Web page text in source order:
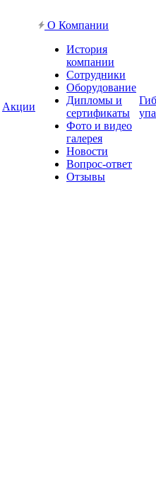
Акции
О Компании
История
компании
Сотрудники
Оборудование
Дипломы и
сертификаты
Фото и видео
галерея
Новости
Вопрос-ответ
Отзывы